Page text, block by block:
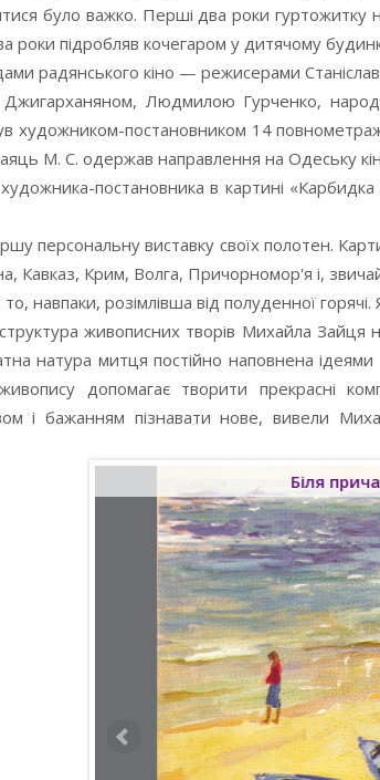
було важко. Перші два роки
роки підробляв кочегаром у дитячому
радянського кіно — режисерами
Людмилою Гурченко,
художником-постановником 14
М. С. одержав направлення на Одеську
постановника в картині
персональну виставку своїх полотен.
Кавказ, Крим, Волга, Причорномор'я і,
навпаки, розімлівша від полуденної горячі.
живописних творів Михайла
натура митця постійно наповнена ідеями
допомагає творити прекрасні
і бажанням пізнавати нове, вивели
Біля